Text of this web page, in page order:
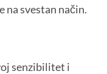
na svestan način.
senzibilitet i